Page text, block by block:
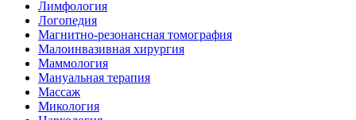
Лимфология
Логопедия
Магнитно-резонансная томография
Малоинвазивная хирургия
Маммология
Мануальная терапия
Массаж
Микология